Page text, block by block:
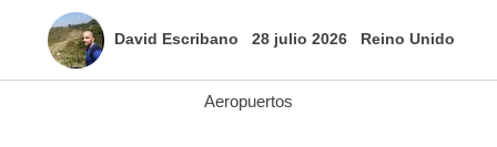
David Escribano 28 julio 2026 Reino Unido
Aeropuertos